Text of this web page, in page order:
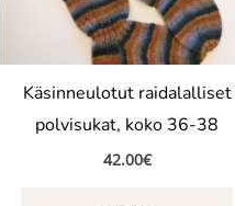
Käsinneulotut raidalalliset
polvisukat, koko 36-38
42.00€